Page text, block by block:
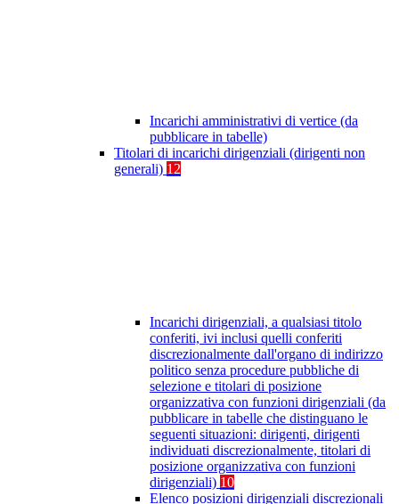
Incarichi amministrativi di vertice (da
pubblicare in tabelle)
Titolari di incarichi dirigenziali (dirigenti non
generali) 12
Incarichi dirigenziali, a qualsiasi titolo
conferiti, ivi inclusi quelli conferiti
discrezionalmente dall'organo di indirizzo
politico senza procedure pubbliche di
selezione e titolari di posizione
organizzativa con funzioni dirigenziali (da
pubblicare in tabelle che distinguano le
seguenti situazioni: dirigenti, dirigenti
individuati discrezionalmente, titolari di
posizione organizzativa con funzioni
dirigenziali) 10
Elenco posizioni dirigenziali discrezionali